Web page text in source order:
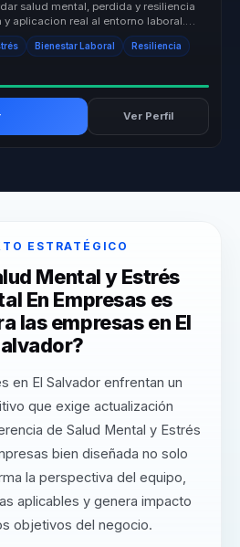
salud mental, perdida y resiliencia
aplicacion real al entorno laboral.
Bienestar Laboral Resiliencia
Ver Perfil
ESTRATÉGICO
Mental y Estrés
En Empresas es
las empresas en El
en El Salvador enfrentan un
que exige actualización
de Salud Mental y Estrés
bien diseñada no solo
la perspectiva del equipo,
aplicables y genera impacto
objetivos del negocio.